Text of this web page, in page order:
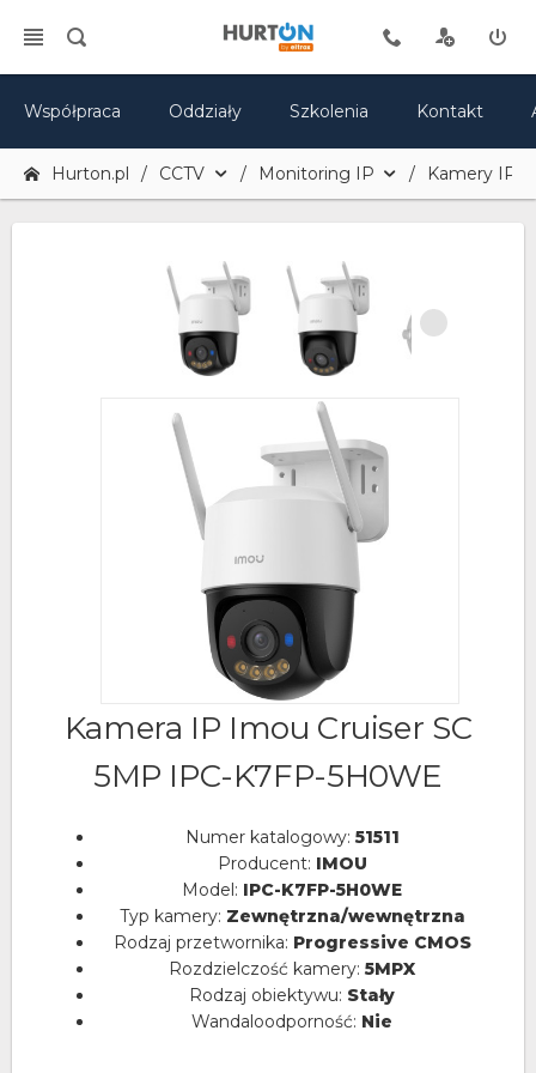
Współpraca Oddziały Szkolenia Kontakt
Hurton.pl CCTV Monitoring IP Kamery IP
Kamera IP Imou Cruiser SC
5MP IPC-K7FP-5H0WE
Numer katalogowy: 51511
Producent: IMOU
Model: IPC-K7FP-5H0WE
Typ kamery: Zewnętrzna/wewnętrzna
Rodzaj przetwornika: Progressive CMOS
Rozdzielczość kamery: 5MPX
Rodzaj obiektywu: Stały
Wandaloodporność: Nie